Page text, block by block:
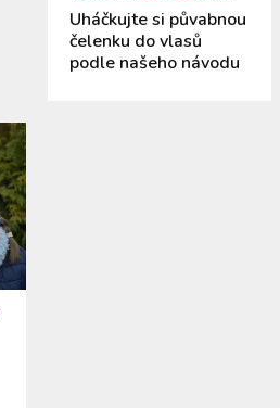
Uháčkujte si půvabnou
čelenku do vlasů
podle našeho návodu